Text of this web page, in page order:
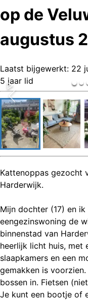
op de
augustus
Laatst bijgewerkt: 22
5 jaar lid
Kattenoppas gezocht
Harderwijk.
Mijn dochter (17) en
eengezinswoning de
binnenstad van
heerlijk licht huis, met
slaapkamers en een
gemakken is
bossen in. Fietsen
Je kunt een bootje of